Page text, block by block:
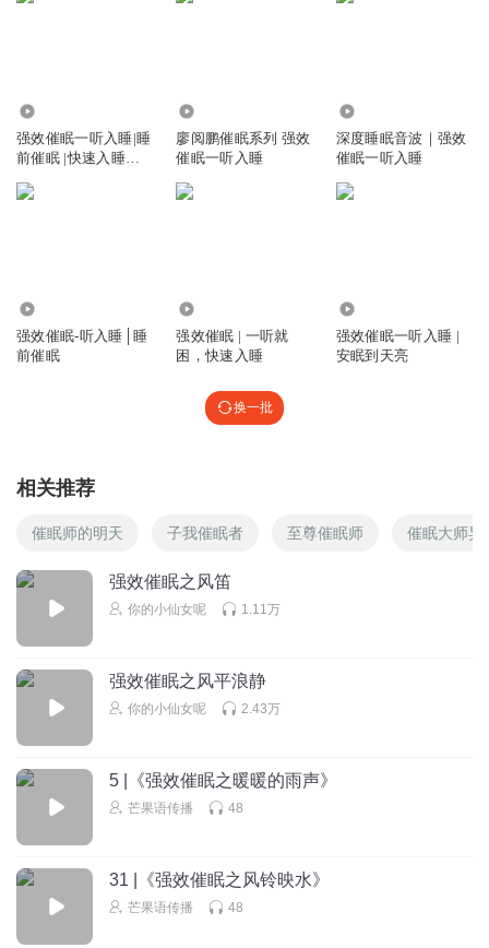
强效催眠一听入睡|睡
前催眠 |快速入睡一
廖阅鹏催眠系列 强效
催眠一听入睡
深度睡眠音波｜强效
催眠一听入睡
强效催眠-听入睡│睡
前催眠
强效催眠 | 一听就
困，快速入睡
强效催眠一听入睡 |
安眠到天亮
换一批
相关推荐
催眠师的明天 子我催眠者 至尊催眠师 催眠大师异
强效催眠之风笛
你的小仙女呢 1.11万
强效催眠之风平浪静
你的小仙女呢 2.43万
5 |《强效催眠之暖暖的雨声》
芒果语传播 48
31 |《强效催眠之风铃映水》
芒果语传播 48